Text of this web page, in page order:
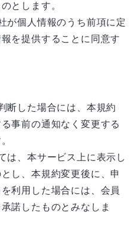
とします。
が個人情報のうち前項に定
を提供することに同意す
断した場合には、本規約
事前の通知なく変更する
は、本サービス上に表示し
し、本規約変更後に、申
利用した場合には、会員
諾したものとみなしま